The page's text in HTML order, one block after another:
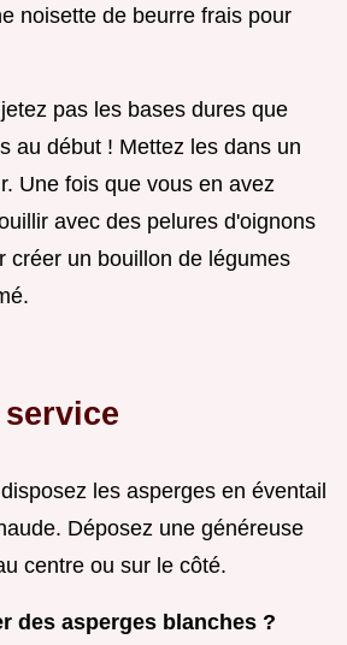
noisette de beurre frais pour
pas les bases dures que
au début ! Mettez les dans un
Une fois que vous en avez
avec des pelures d'oignons
créer un bouillon de légumes
les asperges en éventail
Déposez une généreuse
centre ou sur le côté.
des asperges blanches ?